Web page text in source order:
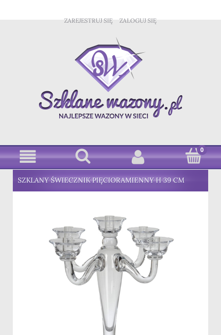
ZAREJESTRUJ SIĘ ZALOGUJ SIĘ
SZKLANY ŚWIECZNIK PIĘCIORAMIENNY H 39 CM